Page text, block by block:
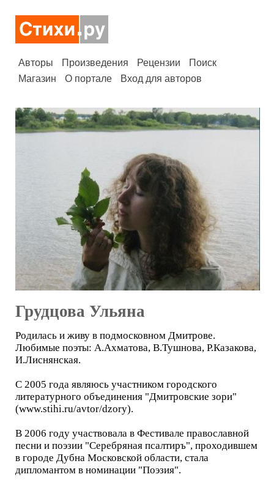
Авторы Произведения Рецензии
Поиск
Магазин
О портале Вход для авторов
Грудцова Ульяна
Родилась и живу в подмосковном Дмитрове.
Любимые поэты: А.Ахматова, В.Тушнова, Р.Казакова,
И.Лиснянская.
С 2005 года являюсь участником городского
литературного объединения "Дмитровские зори"
(www.stihi.ru/avtor/dzory).
В 2006 году участвовала в Фестивале православной
песни и поэзии "Серебряная псалтиръ", проходившем
в городе Дубна Московской области, стала
дипломантом в номинации "Поэзия".